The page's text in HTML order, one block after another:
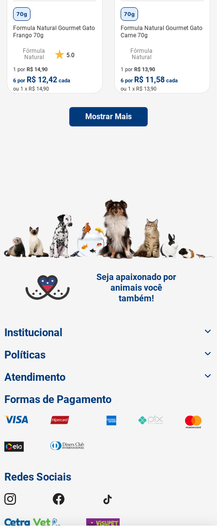
70g
Formula Natural Gourmet Gato
Frango 70g
Fórmula
Natural
5.0
1 por R$ 14,90
6 por R$ 12,42 cada
ou 1 x R$ 14,90
70g
Formula Natural Gourmet Gato
Carne 70g
Fórmula
Natural
1 por R$ 13,90
6 por R$ 11,58 cada
ou 1 x R$ 13,90
Mostrar Mais
Seja apaixonado por
animais você
também!
Institucional
Políticas
Atendimento
Redes Sociais
Formas de Pagamento